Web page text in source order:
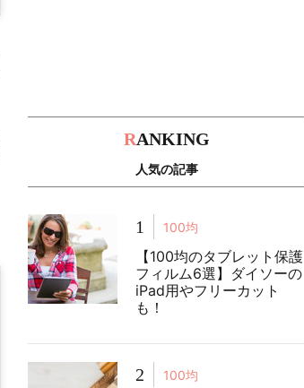
RANKING
人気の記事
1 100均
【100均のタブレット保護
フィルム6選】ダイソーの
iPad用やフリーカット
も！
2 100均